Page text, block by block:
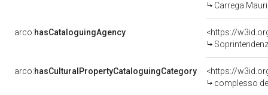
Carrega
arco:hasCataloguingAgency
<https://
arco:hasCulturalPropertyCataloguingCategory
<https://
complesso